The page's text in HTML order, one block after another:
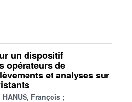
un dispositif
opérateurs de
et analyses sur
HANUS, François